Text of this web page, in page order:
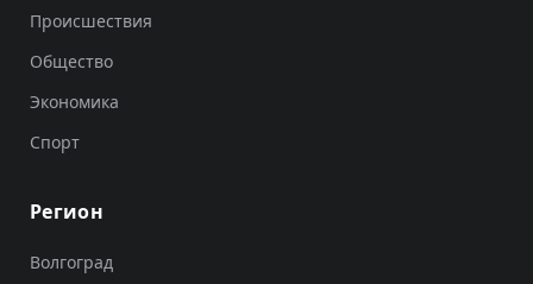
Происшествия
Общество
Экономика
Спорт
Регион
Волгоград